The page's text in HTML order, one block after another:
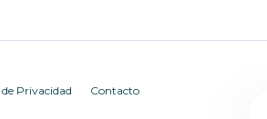
Privacidad Contacto